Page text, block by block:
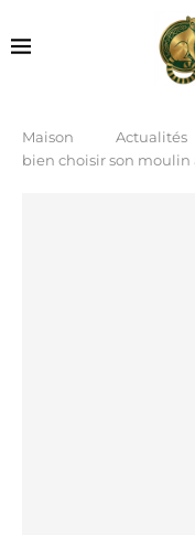
Maison Actualités
bien choisir son moulin